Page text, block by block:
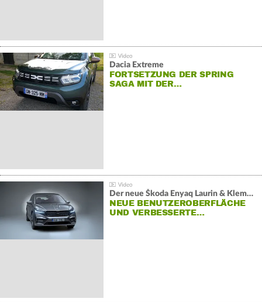
Dacia Extreme
FORTSETZUNG DER SPRING
SAGA MIT DER…
Der neue Škoda Enyaq Laurin & Klement
NEUE BENUTZEROBERFLÄCHE
UND VERBESSERTE…